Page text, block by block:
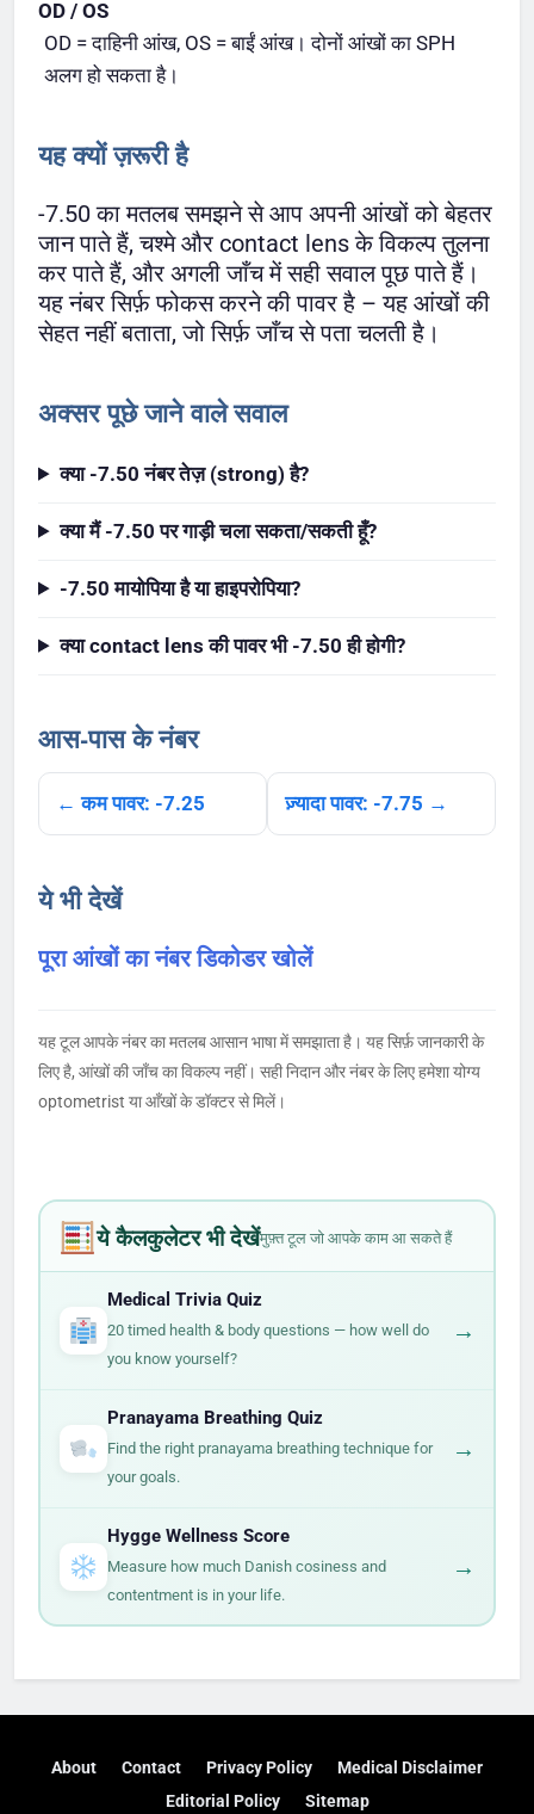
OD / OS
OD = दाहिनी आंख, OS = बाईं आंख। दोनों आंखों का SPH
अलग हो सकता है।
यह क्यों ज़रूरी है
-7.50 का मतलब समझने से आप अपनी आंखों को बेहतर
जान पाते हैं, चश्मे और contact lens के विकल्प तुलना
कर पाते हैं, और अगली जाँच में सही सवाल पूछ पाते हैं।
यह नंबर सिर्फ़ फोकस करने की पावर है – यह आंखों की
सेहत नहीं बताता, जो सिर्फ़ जाँच से पता चलती है।
अक्सर पूछे जाने वाले सवाल
क्या -7.50 नंबर तेज़ (strong) है?
क्या मैं -7.50 पर गाड़ी चला सकता/सकती हूँ?
-7.50 मायोपिया है या हाइपरोपिया?
क्या contact lens की पावर भी -7.50 ही होगी?
आस-पास के नंबर
← कम पावर: -7.25 ज़्यादा पावर: -7.75 →
ये भी देखें
पूरा आंखों का नंबर डिकोडर खोलें
यह टूल आपके नंबर का मतलब आसान भाषा में समझाता है। यह सिर्फ़ जानकारी के
लिए है, आंखों की जाँच का विकल्प नहीं। सही निदान और नंबर के लिए हमेशा योग्य
optometrist या आँखों के डॉक्टर से मिलें।
ये कैलकुलेटर भी देखेंमुफ़्त टूल जो आपके काम आ सकते हैं
Medical Trivia Quiz
20 timed health & body questions — how well do
you know yourself?
→
Pranayama Breathing Quiz
Find the right pranayama breathing technique for
your goals.
→
Hygge Wellness Score
Measure how much Danish cosiness and
contentment is in your life.
→
About Contact Privacy Policy
Medical Disclaimer
Editorial Policy
Sitemap